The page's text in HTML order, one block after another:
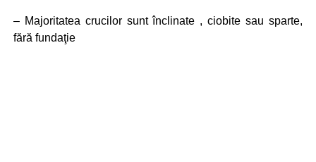
– Majoritatea crucilor sunt înclinate , ciobite sau sparte,
fără fundaţie